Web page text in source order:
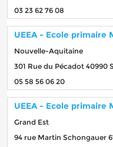
03 23 62 76 08
UEEA - Ecole primaire
Nouvelle-Aquitaine
301 Rue du Pécadot 40990
05 58 56 06 20
UEEA - Ecole primaire
Grand Est
94 rue Martin Schongauer